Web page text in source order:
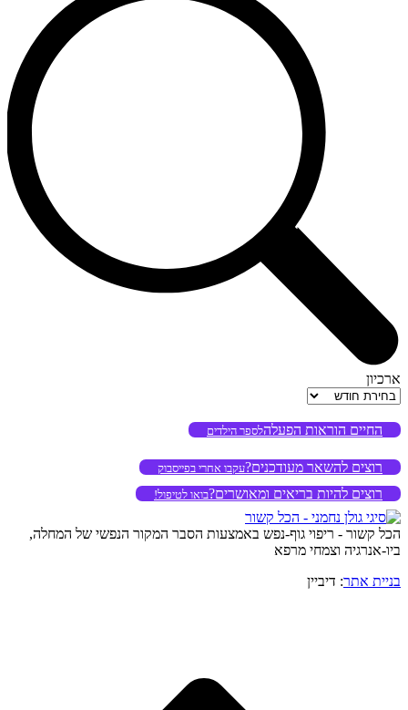
ארכיון
ארכיון
החיים הוראות הפעלהלספר הילדים
רוצים להשאר מעודכנים?עקבו אחרי בפייסבוק
רוצים להיות בריאים ומאושרים?בואו לטיפול!
הכל קשור - ריפוי גוף-נפש באמצעות הסבר המקור הנפשי של המחלה,
ביו-אנרגיה וצמחי מרפא
בניית אתר: דיביין